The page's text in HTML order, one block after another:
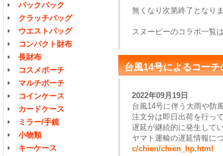
バックパック
クラッチバッグ
ウエストバッグ
コンパクト財布
長財布
コスメポーチ
マルチポーチ
コインケース
カードケース
ミラー/手鏡
小物類
キーケース
無くなり次第終了となり
スヌーピーのコラボ一覧
台風14号によるコー
2022年09月19日
台風14号に伴う大雨や防
注文分は即日出荷を行っ
遅延が継続的に発生してい
ヤマト運輸の遅延情報に
c/chien/chien_hp.html